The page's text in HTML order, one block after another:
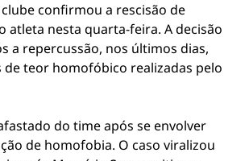
clube confirmou a rescisão de
atleta nesta quarta-feira. A decisão
a repercussão, nos últimos dias,
de teor homofóbico realizadas pelo
do time após se envolver
de homofobia. O caso viralizou